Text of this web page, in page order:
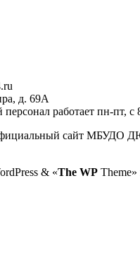
д. 69А
работает пн-пт, с
сайт МБУДО
& «The WP